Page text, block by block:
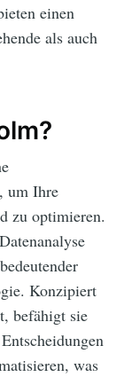
einen
als auch
um Ihre
zu optimieren.
Konzipiert
befähigt sie
was